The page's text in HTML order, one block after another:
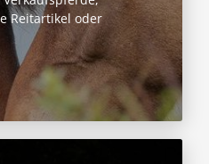
Reitartikel oder